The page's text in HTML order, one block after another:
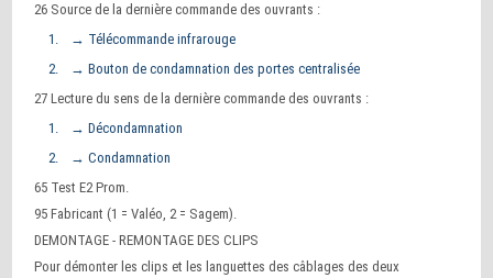
26 Source de la dernière commande des ouvrants :
→ Télécommande infrarouge
→ Bouton de condamnation des portes centralisée
27 Lecture du sens de la dernière commande des ouvrants :
→ Décondamnation
→ Condamnation
65 Test E2 Prom.
95 Fabricant (1 = Valéo, 2 = Sagem).
DEMONTAGE - REMONTAGE DES CLIPS
Pour démonter les clips et les languettes des câblages des deux